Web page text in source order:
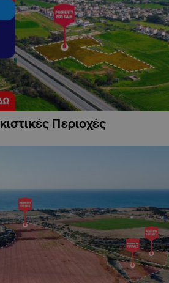
Περιοχές